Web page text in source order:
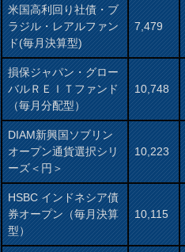
米国高利回り社債・ブ
ラジル・レアルファン
ド(毎月決算型)
7,479
損保ジャパン・グロー
バルＲＥＩＴファンド
（毎月分配型）
10,748
DIAM新興国ソブリン
オープン通貨選択シリ
ーズ＜円＞
10,223
HSBC インドネシア債
券オープン（毎月決算
型）
10,115